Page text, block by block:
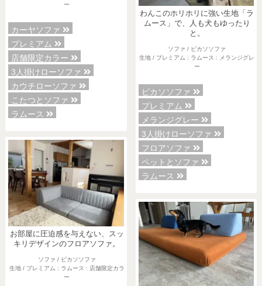
ー
カーヤソファ
プレミアム
店舗限定カラー
3人掛けローソファ
カウチローソファ
こたつとソファ
ラムース
お部屋に圧迫感を与えない、スッ
キリデザインのフロアソファ。
ソファ / ピカソソファ
生地 / プレミアム : ラムース : 店舗限定カラ
ー
わんこのホリホリに強い生地「ラ
ムース」で、人も犬もゆったり
と。
ソファ / ピカソソファ
生地 / プレミアム : ラムース : メランジグレ
ー
ピカソソファ
プレミアム
メランジグレー
3人掛けローソファ
フロアソファ
ペットとソファ
ラムース